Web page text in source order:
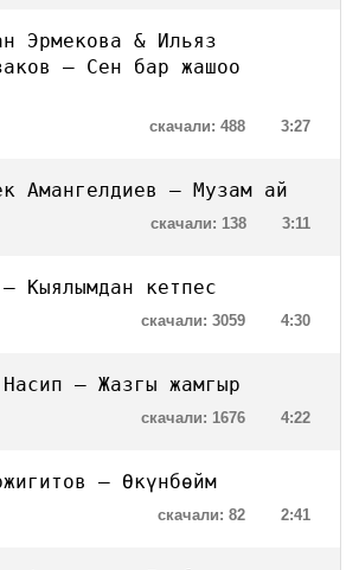
Эрмекова & Ильяз
— Сен бар жашоо
3:27
скачали: 488
Амангелдиев — Музам ай
3:11
скачали: 138
Кыялымдан кетпес
4:30
скачали: 3059
— Жазгы жамгыр
4:22
скачали: 1676
— Өкүнбөйм
2:41
скачали: 82